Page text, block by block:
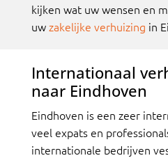
kijken wat uw wensen en
uwzakelijke verhuizing in
Internationaal
naar Eindhoven
Eindhoven is een zeer
veel expats en
internationale bedrijven